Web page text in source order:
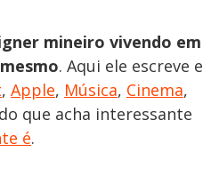
mineiro vivendo em
. Aqui ele escreve e
, Apple, Música, Cinema,
que acha interessante
é.